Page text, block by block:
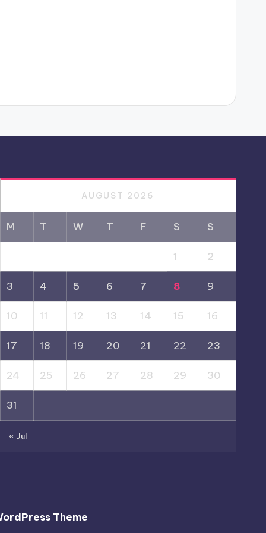
AUGUST 2026
M T W T F S S
1 2
3 4 5 6 7 8 9
10 11 12 13 14 15 16
17 18 19 20 21 22 23
24 25 26 27 28 29 30
31
« Jul
Theme